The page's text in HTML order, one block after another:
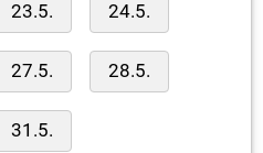
23.5. 24.5.
27.5. 28.5.
31.5.